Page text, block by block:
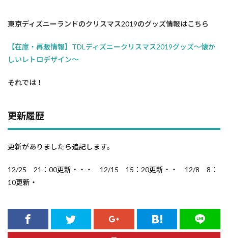
東京ディズニーランドのクリスマス2019のグッズ情報はこちら
【在庫・再販情報】TDLディズニークリスマス2019グッズ～懐か
しいレトロデザイン～
それでは！
更新履歴
更新がありましたら追記します。
12/25 21：00更新・・・ 12/15 15：20更新・・ 12/8 8：
10更新・